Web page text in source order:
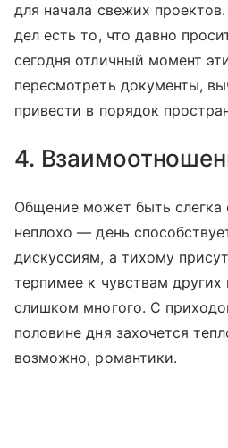
для начала свежих
дел есть то, что давно
сегодня отличный момент
пересмотреть документы,
привести в порядок
4.
Общение может быть слегка
неплохо — день
дискуссиям, а тихому
терпимее к чувствам других
слишком многого. С
половине дня захочется
возможно, романтики.